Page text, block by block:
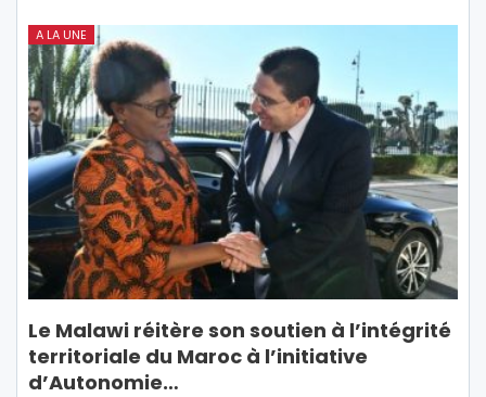
A LA UNE
Le Malawi réitère son soutien à l’intégrité
territoriale du Maroc à l’initiative
d’Autonomie…